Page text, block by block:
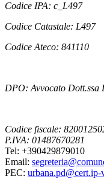
Codice IPA: c_L497
Codice Catastale: L497
Codice Ateco: 841110
DPO: Avvocato Dott.ssa
Codice fiscale:
P.IVA: 01487670281
Tel: +390429879010
Email:
PEC: urbana.pd@cert.ip-